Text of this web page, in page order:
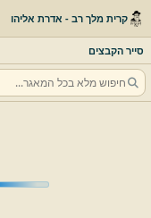
קרית מלך רב - אדרת אליהו
סייר הקבצים